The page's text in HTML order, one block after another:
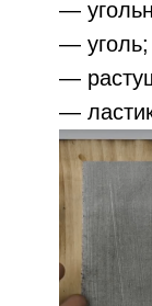
—
— уголь;
—
—